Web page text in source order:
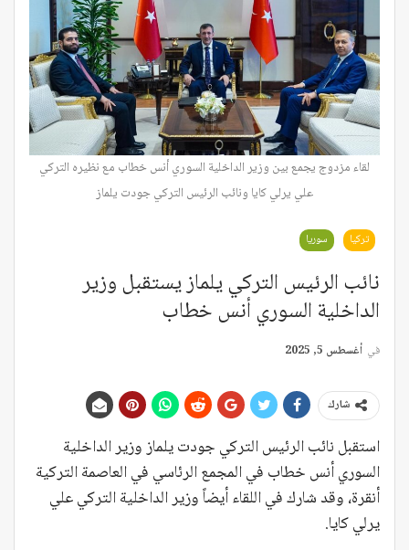
لقاء مزدوج يجمع بين وزير الداخلية السوري أنس خطاب مع نظيره التركي
علي يرلي كايا ونائب الرئيس التركي جودت يلماز
تركيا سوريا
نائب الرئيس التركي يلماز يستقبل وزير
الداخلية السوري أنس خطاب
في أغسطس 5, 2025
شارك
استقبل نائب الرئيس التركي جودت يلماز وزير الداخلية
السوري أنس خطاب في المجمع الرئاسي في العاصمة التركية
أنقرة، وقد شارك في اللقاء أيضاً وزير الداخلية التركي علي
يرلي كايا.